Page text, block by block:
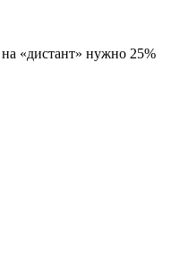
на «дистант» нужно 25%